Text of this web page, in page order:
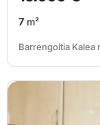
7 m²
Barrengoitia Kalea